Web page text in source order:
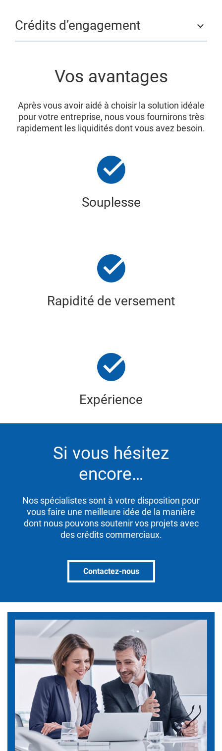
Crédits d’engagement
Vos avantages
Après vous avoir aidé à choisir la solution idéale
pour votre entreprise, nous vous fournirons très
rapidement les liquidités dont vous avez besoin.
Souplesse
Rapidité de versement
Expérience
Si vous hésitez
encore…
Nos spécialistes sont à votre disposition pour
vous faire une meilleure idée de la manière
dont nous pouvons soutenir vos projets avec
des crédits commerciaux.
Contactez-nous